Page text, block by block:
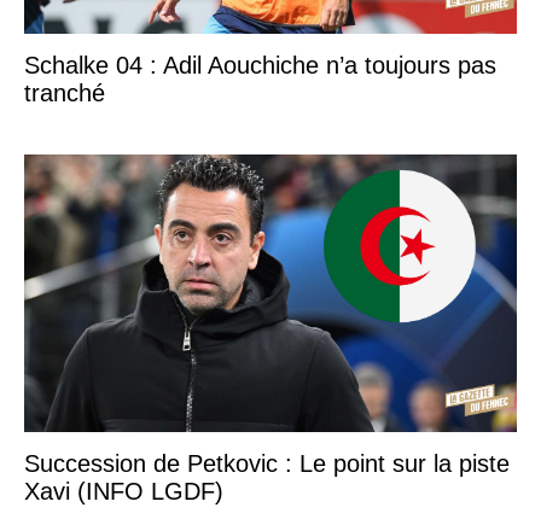
Schalke 04 : Adil Aouchiche n’a toujours pas
tranché
Succession de Petkovic : Le point sur la piste
Xavi (INFO LGDF)